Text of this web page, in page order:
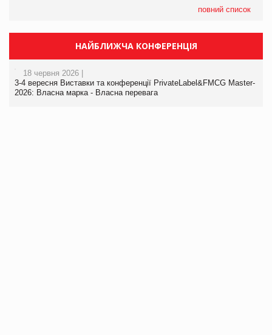
повний список
НАЙБЛИЖЧА КОНФЕРЕНЦІЯ
18 червня 2026 |
3-4 вересня Виставки та конференції PrivateLabel&FMCG Master-
2026: Власна марка - Власна перевага